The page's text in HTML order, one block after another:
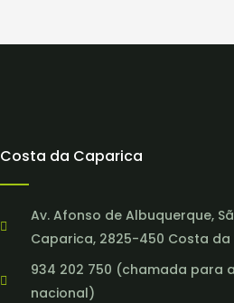
Costa da Caparica
Av. Afonso de Albuquerque,
Caparica, 2825-450 Costa
934 202 750 (chamada para
nacional)